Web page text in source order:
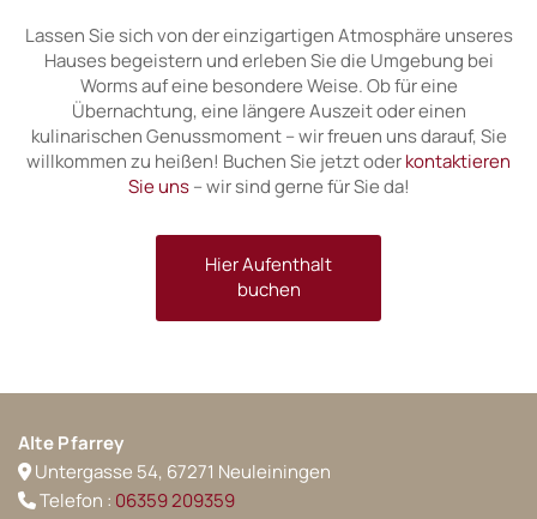
Lassen Sie sich von der einzigartigen Atmosphäre unseres
Hauses begeistern und erleben Sie die Umgebung bei
Worms auf eine besondere Weise. Ob für eine
Übernachtung, eine längere Auszeit oder einen
kulinarischen Genussmoment – wir freuen uns darauf, Sie
willkommen zu heißen! Buchen Sie jetzt oderkontaktieren
Sie uns– wir sind gerne für Sie da!
Hier Aufenthalt
buchen
Alte Pfarrey
 Untergasse 54, 67271 Neuleiningen
 Telefon : 06359 209359